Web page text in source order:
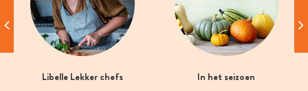
Libelle Lekker chefs In het seizoen